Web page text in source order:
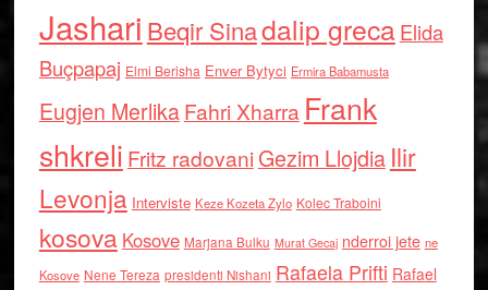
Jashari Beqir Sinadalip grecaElida
Buçpapaj Elmi Berisha Enver Bytyci Ermira Babamusta
Eugjen MerlikaFahri Xharra Frank
shkreli Fritz radovaniGezim Llojdia Ilir
Levonja Interviste Keze Kozeta Zylo Kolec Traboini
kosova Kosove Marjana Bulku Murat Gecaj nderroi jete ne
Kosove Nene Tereza presidenti Nishani Rafaela Prifti Rafael